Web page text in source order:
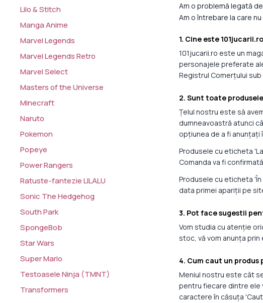
Lilo & Stitch
Manga Anime
Marvel Legends
Marvel Legends Retro
Marvel Select
Masters of the Universe
Minecraft
Naruto
Pokemon
Popeye
Power Rangers
Ratuste-fantezie LILALU
Sonic The Hedgehog
South Park
SpongeBob
Star Wars
Super Mario
Testoasele Ninja (TMNT)
Transformers
Am o problemă legată
Am o întrebare la care
1. Cine este
101jucarii.ro este un
personajele preferate
Registrul Comerțului sub
2. Sunt toate
Țelul nostru este să
dumneavoastră atunci
opțiunea de a fi anunțați
Produsele cu eticheta
Comanda va fi
Produsele cu eticheta
data primei apariții pe
3. Pot face sugestii
Vom studia cu atenție
stoc, vă vom anunța prin
4. Cum caut un produs
Meniul nostru este cât
pentru fiecare dintre ele
caractere în căsuța